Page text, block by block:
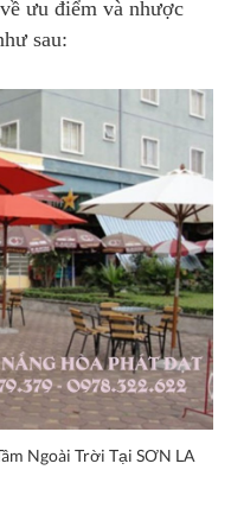
ưu điểm và nhược
sau:
Ngoài Trời Tại SƠN LA